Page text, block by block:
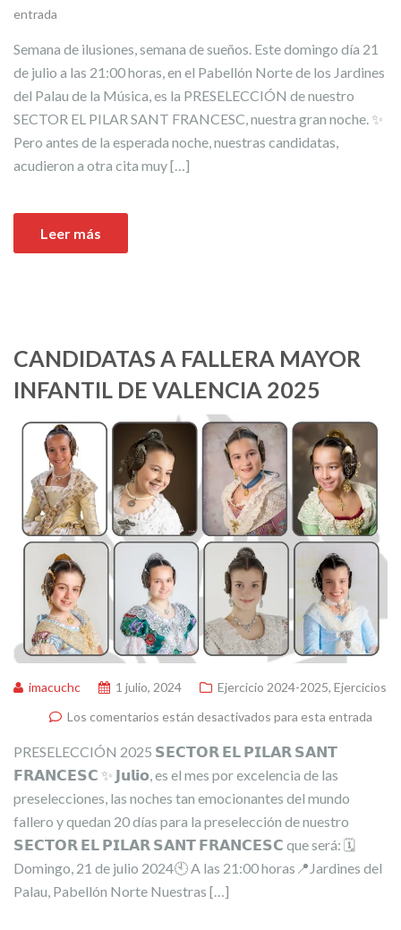
entrada
Semana de ilusiones, semana de sueños. Este domingo día 21
de julio a las 21:00 horas, en el Pabellón Norte de los Jardines
del Palau de la Música, es la PRESELECCIÓN de nuestro
SECTOR EL PILAR SANT FRANCESC, nuestra gran noche. ✨
Pero antes de la esperada noche, nuestras candidatas,
acudieron a otra cita muy […]
Leer más
CANDIDATAS A FALLERA MAYOR
INFANTIL DE VALENCIA 2025
imacuchc 1 julio, 2024 Ejercicio 2024-2025, Ejercicios
Los comentarios están desactivados para esta entrada
PRESELECCIÓN 2025 𝗦𝗘𝗖𝗧𝗢𝗥 𝗘𝗟 𝗣𝗜𝗟𝗔𝗥 𝗦𝗔𝗡𝗧
𝗙𝗥𝗔𝗡𝗖𝗘𝗦𝗖 ✨ 𝗝𝘂𝗹𝗶𝗼, es el mes por excelencia de las
preselecciones, las noches tan emocionantes del mundo
fallero y quedan 20 días para la preselección de nuestro
𝗦𝗘𝗖𝗧𝗢𝗥 𝗘𝗟 𝗣𝗜𝗟𝗔𝗥 𝗦𝗔𝗡𝗧 𝗙𝗥𝗔𝗡𝗖𝗘𝗦𝗖 que será: 🗓️
Domingo, 21 de julio 2024🕙 A las 21:00 horas📍Jardines del
Palau, Pabellón Norte Nuestras […]